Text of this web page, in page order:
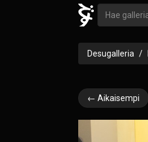
Desugalleria
← Aikaisempi